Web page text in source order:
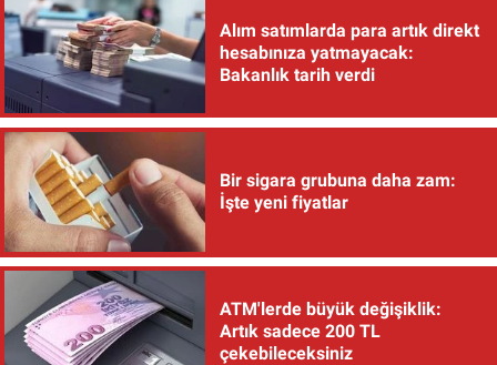
Alım satımlarda para artık direkt
hesabınıza yatmayacak:
Bakanlık tarih verdi
Bir sigara grubuna daha zam:
İşte yeni fiyatlar
ATM'lerde büyük değişiklik:
Artık sadece 200 TL
çekebileceksiniz